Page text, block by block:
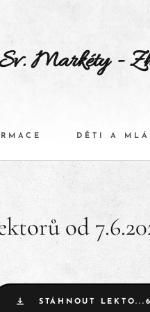
Markéty -
DĚTI A
od
STÁHNOUT